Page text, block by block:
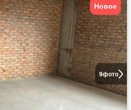
9фото
Новое